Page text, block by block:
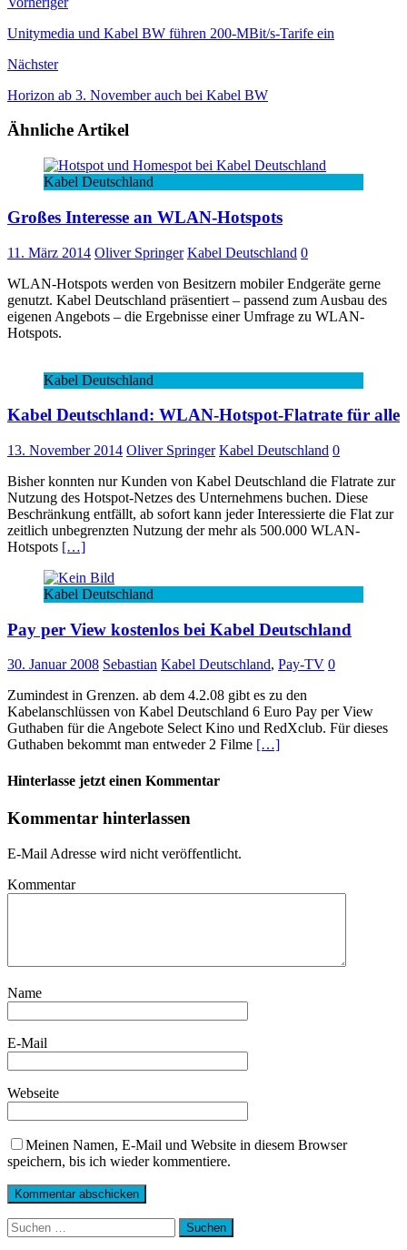
Unitymedia und Kabel BW führen 200-MBit/s-Tarife ein
Nächster
Horizon ab 3. November auch bei Kabel BW
Ähnliche Artikel
Kabel Deutschland
Großes Interesse an WLAN-Hotspots
11. März 2014 Oliver Springer Kabel Deutschland 0
WLAN-Hotspots werden von Besitzern mobiler Endgeräte gerne
genutzt. Kabel Deutschland präsentiert – passend zum Ausbau des
eigenen Angebots – die Ergebnisse einer Umfrage zu WLAN-
Hotspots.
Kabel Deutschland
Kabel Deutschland: WLAN-Hotspot-Flatrate für alle
13. November 2014 Oliver Springer Kabel Deutschland 0
Bisher konnten nur Kunden von Kabel Deutschland die Flatrate zur
Nutzung des Hotspot-Netzes des Unternehmens buchen. Diese
Beschränkung entfällt, ab sofort kann jeder Interessierte die Flat zur
zeitlich unbegrenzten Nutzung der mehr als 500.000 WLAN-
Hotspots […]
Kabel Deutschland
Pay per View kostenlos bei Kabel Deutschland
30. Januar 2008 Sebastian Kabel Deutschland, Pay-TV 0
Zumindest in Grenzen. ab dem 4.2.08 gibt es zu den
Kabelanschlüssen von Kabel Deutschland 6 Euro Pay per View
Guthaben für die Angebote Select Kino und RedXclub. Für dieses
Guthaben bekommt man entweder 2 Filme […]
Hinterlasse jetzt einen Kommentar
Kommentar hinterlassen
E-Mail Adresse wird nicht veröffentlicht.
Kommentar
Name
E-Mail
Webseite
Meinen Namen, E-Mail und Website in diesem Browser
speichern, bis ich wieder kommentiere.
Suchen
nach: